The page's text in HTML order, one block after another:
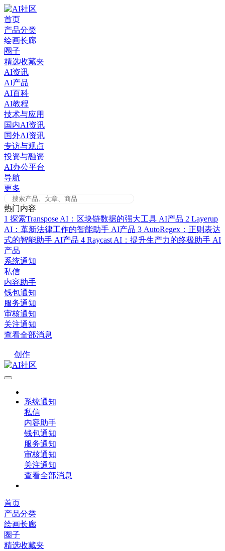
Skip
to
content
首页
产品分类
绘画长廊
圈子
精选收藏夹
AI资讯
AI产品
AI百科
AI教程
技术与应用
国内AI资讯
国外AI资讯
专访与观点
投资与融资
AI办公平台
导航
更多
热门内容
1 探索Transpose AI：区块链数据的强大工具 AI产品 2 Layerup
AI：革新法律工作的智能助手 AI产品 3 AutoRegex：正则表达
式的智能助手 AI产品 4 Raycast AI：提升生产力的终极助手 AI
产品
系统通知
私信
内容助手
钱包通知
服务通知
审核通知
关注通知
查看全部消息
创作
系统通知
私信
内容助手
钱包通知
服务通知
审核通知
关注通知
查看全部消息
首页
产品分类
绘画长廊
圈子
精选收藏夹